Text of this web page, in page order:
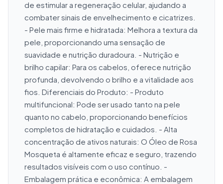
de estimular a regeneração celular, ajudando a
combater sinais de envelhecimento e cicatrizes.
- Pele mais firme e hidratada: Melhora a textura da
pele, proporcionando uma sensação de
suavidade e nutrição duradoura. - Nutrição e
brilho capilar: Para os cabelos, oferece nutrição
profunda, devolvendo o brilho e a vitalidade aos
fios. Diferenciais do Produto: - Produto
multifuncional: Pode ser usado tanto na pele
quanto no cabelo, proporcionando benefícios
completos de hidratação e cuidados. - Alta
concentração de ativos naturais: O Óleo de Rosa
Mosqueta é altamente eficaz e seguro, trazendo
resultados visíveis com o uso contínuo. -
Embalagem prática e econômica: A embalagem